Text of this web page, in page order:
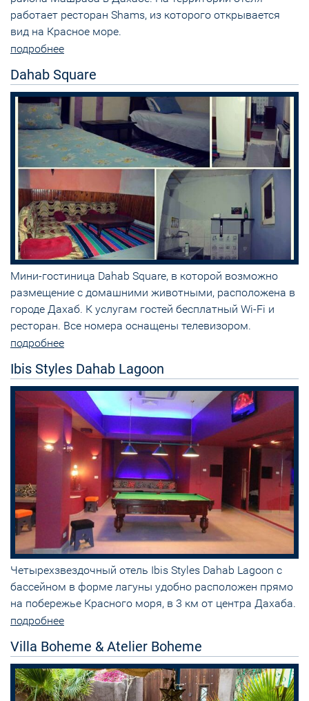
работает ресторан Shams, из которого открывается
вид на Красное море.
подробнее
Dahab Square
Мини-гостиница Dahab Square, в которой возможно
размещение с домашними животными, расположена в
городе Дахаб. К услугам гостей бесплатный Wi-Fi и
ресторан. Все номера оснащены телевизором.
подробнее
Ibis Styles Dahab Lagoon
Четырехзвездочный отель Ibis Styles Dahab Lagoon с
бассейном в форме лагуны удобно расположен прямо
на побережье Красного моря, в 3 км от центра Дахаба.
подробнее
Villa Boheme & Atelier Boheme